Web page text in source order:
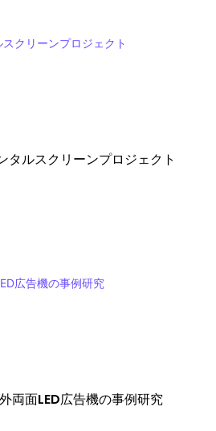
タルスクリーンプロジェクト
両面LED広告機の事例研究